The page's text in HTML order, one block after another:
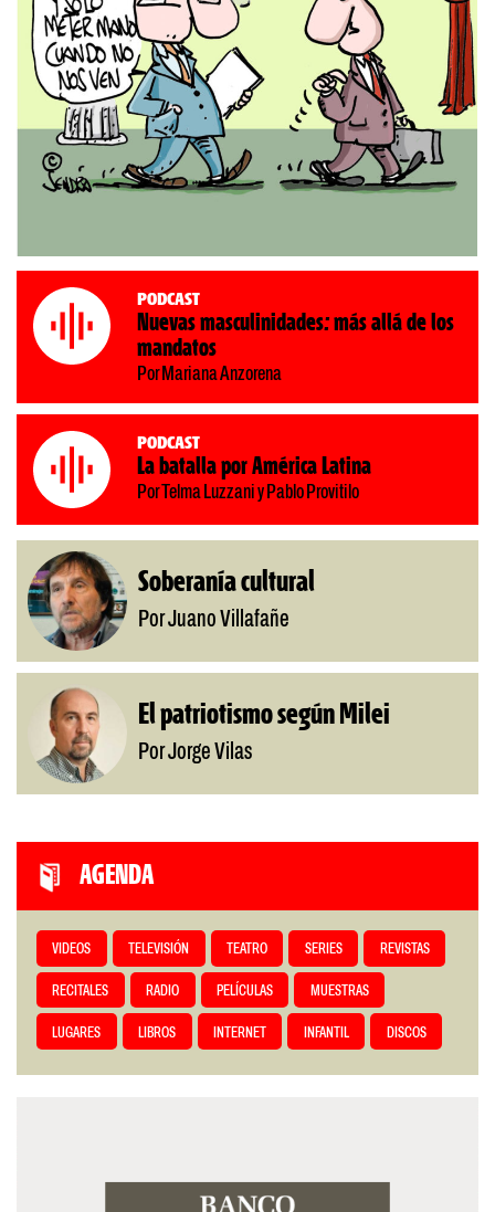
Podcast
Nuevas masculinidades: más allá de los
mandatos
Por Mariana Anzorena
Podcast
La batalla por América Latina
Por Telma Luzzani y Pablo Provitilo
Soberanía cultural
Por Juano Villafañe
El patriotismo según Milei
Por Jorge Vilas
AGENDA
VIDEOS TELEVISIÓN TEATRO SERIES REVISTAS
RECITALES RADIO PELÍCULAS MUESTRAS
LUGARES LIBROS INTERNET INFANTIL DISCOS